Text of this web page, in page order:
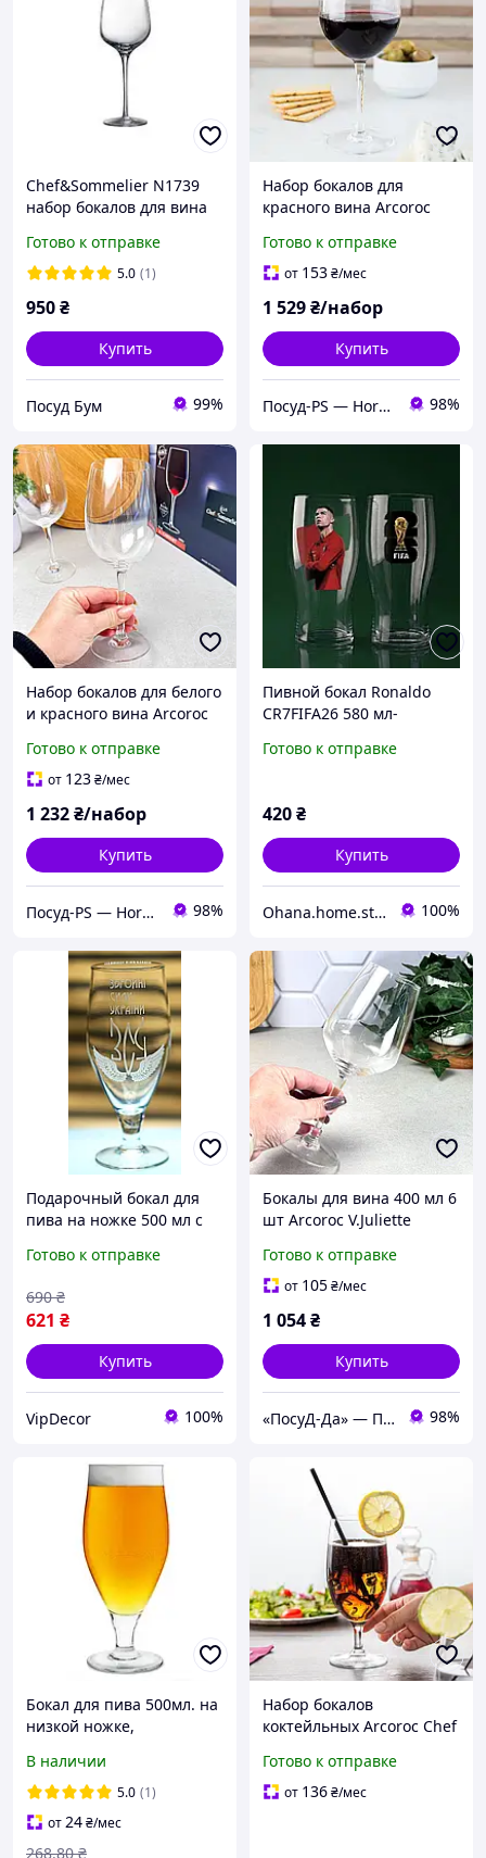
Chef&Sommelier N1739
набор бокалов для вина
Готово к отправке
5.0 (1)
950₴
Купить
Посуд Бум 99%
Набор бокалов для
красного вина Arcoroc
(46888)
Готово к отправке
от 153₴/мес
1 529₴/набор
Купить
Посуд-PS — Horeca Посуда Подарки 98%
Набор бокалов для белого
и красного вина Arcoroc
Готово к отправке
от 123₴/мес
1 232₴/набор
Купить
Посуд-PS — Horeca Посуда Подарки 98%
Пивной бокал Ronaldo
CR7FIFA26 580 мл-
пива с принтом Роналду
фанату
Готово к отправке
420₴
Купить
Ohana.home.store 100%
Подарочный бокал для
пива на ножке 500 мл с
Збройних Сил України
Готово к отправке
621 ₴
690 ₴
Купить
VipDecor 100%
Бокалы для вина 400 мл 6
шт Arcoroc V.Juliette
Готово к отправке
от 105₴/мес
1 054₴
Купить
«ПосуД-Да» — Посуда, Подарки, Товары для дома 98%
Бокал для пива 500мл. на
низкой ножке,
Arcoroc
В наличии
5.0 (1)
от24₴/мес
268.80 ₴
Набор бокалов
коктейльных Arcoroc Chef
470 мл (G3570)
Готово к отправке
от 136₴/мес